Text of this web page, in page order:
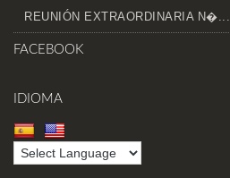
REUNIÓN EXTRAORDINARIA N�...
FACEBOOK
IDIOMA